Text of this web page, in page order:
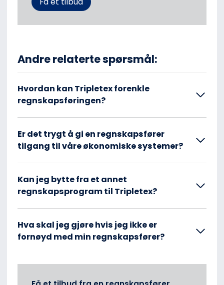
Andre relaterte spørsmål:
Hvordan kan Tripletex forenkle
regnskapsføringen?
Er det trygt å gi en regnskapsfører
tilgang til våre økonomiske systemer?
Kan jeg bytte fra et annet
regnskapsprogram til Tripletex?
Hva skal jeg gjøre hvis jeg ikke er
fornøyd med min regnskapsfører?